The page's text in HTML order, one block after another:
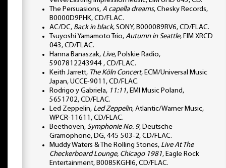
The Persuasions, A capella dreams, Chesky Records,
B0000D9PHK, CD/FLAC.
AC/DC, Back in black, SONY, B000089RV6, CD/FLAC.
Tsuyoshi Yamamoto Trio, Autumn in Seattle, FIM XRCD
043, CD/FLAC.
Hanna Banaszak, Live, Polskie Radio,
5907812243944 , CD/FLAC.
Keith Jarrett, The Köln Concert, ECM/Universal Music
Japan, UCCE-9011, CD/FLAC.
Rodrigo y Gabriela, 11:11, EMI Music Poland,
5651702, CD/FLAC.
Led Zeppelin, Led Zeppelin, Atlantic/Warner Music,
WPCR-11611, CD/FLAC.
Beethoven, Symphonie No. 9, Deutsche
Gramophone, DG, 445 503-2, CD/FLAC.
Muddy Waters & The Rolling Stones, Live At The
Checkerboard Lounge, Chicago 1981, Eagle Rock
Entertainment, B0085KGHI6, CD/FLAC.